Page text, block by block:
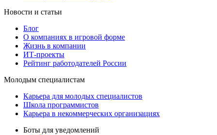
Новости и статьи
Блог
О компаниях в игровой форме
Жизнь в компании
ИТ-проекты
Рейтинг работодателей России
Молодым специалистам
Карьера для молодых специалистов
Школа программистов
Карьера в некоммерческих организациях
Боты для уведомлений